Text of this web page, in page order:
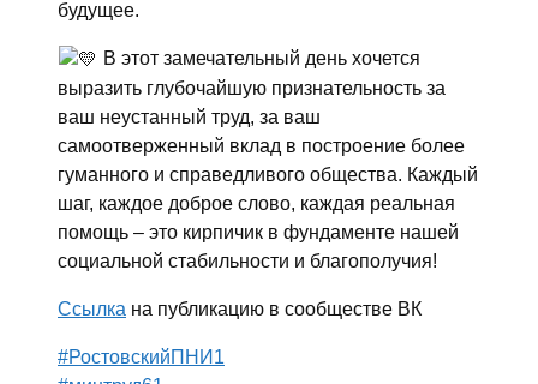
будущее.
В этот замечательный день хочется
выразить глубочайшую признательность за
ваш неустанный труд, за ваш
самоотверженный вклад в построение более
гуманного и справедливого общества. Каждый
шаг, каждое доброе слово, каждая реальная
помощь – это кирпичик в фундаменте нашей
социальной стабильности и благополучия!
Ссылка на публикацию в сообществе ВК
#РостовскийПНИ1